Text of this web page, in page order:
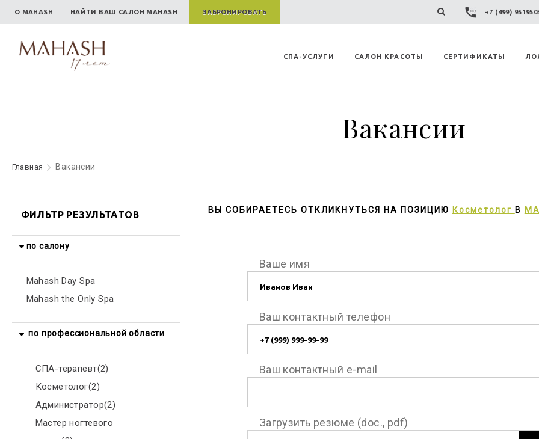
О MAHASH НАЙТИ ВАШ САЛОН MAHASH ЗАБРОНИРОВАТЬ +7 (499)
СПА-УСЛУГИ САЛОН КРАСОТЫ СЕРТИФИКАТЫ
Вакансии
Главная Вакансии
ФИЛЬТР РЕЗУЛЬТАТОВ
по салону
Mahash Day Spa
Mahash the Only Spa
по профессиональной области
СПА-терапевт(2)
Косметолог(2)
Администратор(2)
Мастер ногтевого
ВЫ СОБИРАЕТЕСЬ ОТКЛИКНУТЬСЯ НА ПОЗИЦИЮ Косметолог В
Ваше имя
Ваш контактный телефон
Ваш контактный e-mail
Загрузить резюме (doc., pdf)